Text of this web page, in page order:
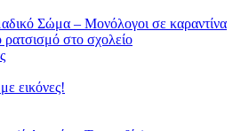
Σώμα – Μονόλογοι σε καραντίνα
στο σχολείο
εικόνες!